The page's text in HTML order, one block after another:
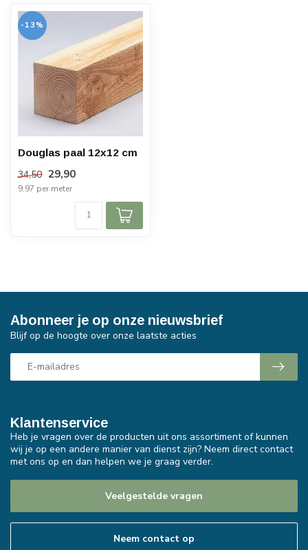
-13%
Douglas paal 12x12 cm
34,50 29,90
9,97 per meter
Klantenservice
Heb je vragen over de producten uit ons assortiment of kunnen
wij je op een andere manier van dienst zijn? Neem direct contact
met ons op en dan helpen we je graag verder.
Veelgestelde vragen
Neem contact op
Abonneer je op onze nieuwsbrief
Blijf op de hoogte over onze laatste acties